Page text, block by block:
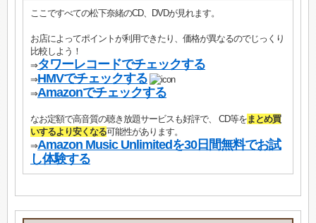
ここですべての松下奈緒のCD、DVDが見れます。
お店によってポイントが利用できたり、価格が異なるのでじっくり
比較しよう！
⇒タワーレコードでチェックする
⇒HMVでチェックする
⇒Amazonでチェックする
なお定額で高音質の聴き放題サービスも好評で、 CD等をまとめ買
いするより安くなる可能性があります。
⇒Amazon Music Unlimitedを30日間無料でお試
し体験する